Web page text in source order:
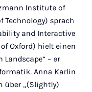
Institute of
Technology) sprach
and Interactive
Oxford) hielt einen
– er
Anna Karlin
über „(Slightly)